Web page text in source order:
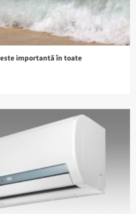
importantă în toate